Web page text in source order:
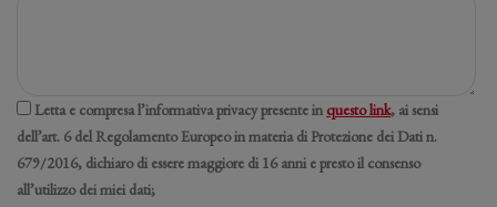
Letta e compresa l’informativa privacy presente in questo link, ai sensi
dell’art. 6 del Regolamento Europeo in materia di Protezione dei Dati n.
679/2016, dichiaro di essere maggiore di 16 anni e presto il consenso
all’utilizzo dei miei dati;